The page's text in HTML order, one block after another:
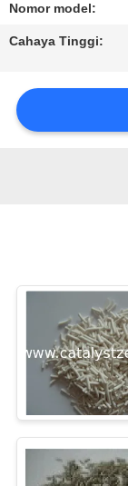
KASUS
SITEMAP
Nomor model:
Cahaya Tinggi: